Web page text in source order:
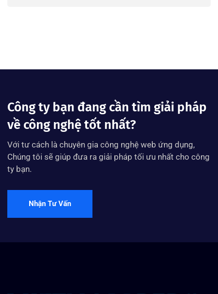
Công ty bạn đang cần tìm giải pháp
về công nghệ tốt nhất?
Với tư cách là chuyên gia công nghệ web ứng dụng,
Chúng tôi sẽ giúp đưa ra giải pháp tối ưu nhất cho công
ty bạn.
Nhận Tư Vấn